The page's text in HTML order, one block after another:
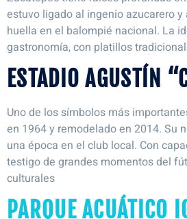
estuvo ligado al ingenio azucarero
huella en el balompié nacional. La
gastronomía, con platillos
ESTADIO AGUSTÍN
Uno de los símbolos más
en 1964 y remodelado en 2014. Su
una época en el club local. Con
testigo de grandes momentos del
culturales​
PARQUE ACUÁTICO